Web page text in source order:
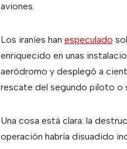
aviones.
Los iraníes han especulado
enriquecido en unas
aeródromo y desplegó a
rescate del segundo piloto o
Una cosa está clara: la
operación habría disuadido